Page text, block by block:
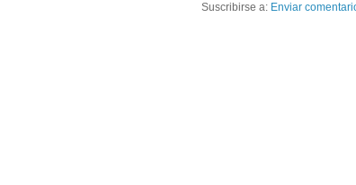
Suscribirse a: Enviar